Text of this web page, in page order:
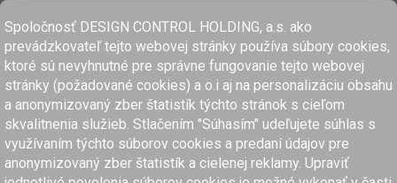
Spoločnosť DESIGN CONTROL HOLDING, a.s. ako
prevádzkovateľ tejto webovej stránky používa súbory cookies,
ktoré sú nevyhnutné pre správne fungovanie tejto webovej
stránky (požadované cookies) a o.i aj na personalizáciu obsahu
a anonymizovaný zber štatistík týchto stránok s cieľom
skvalitnenia služieb. Stlačením "Súhasím" udeľujete súhlas s
využívaním týchto súborov cookies a predaní údajov pre
anonymizovaný zber štatistík a cielenej reklamy. Upraviť